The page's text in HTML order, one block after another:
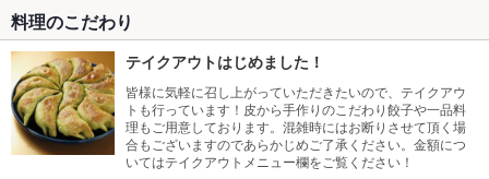
料理のこだわり
テイクアウトはじめました！
皆様に気軽に召し上がっていただきたいので、テイクアウ
トも行っています！皮から手作りのこだわり餃子や一品料
理もご用意しております。混雑時にはお断りさせて頂く場
合もございますのであらかじめご了承ください。金額につ
いてはテイクアウトメニュー欄をご覧ください！